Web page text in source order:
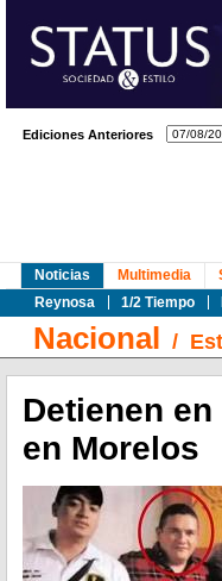
Ediciones Anteriores
Noticias
Reynosa
1/2 Tiempo
Multimedia
Nacional /
Detienen
en Morelos